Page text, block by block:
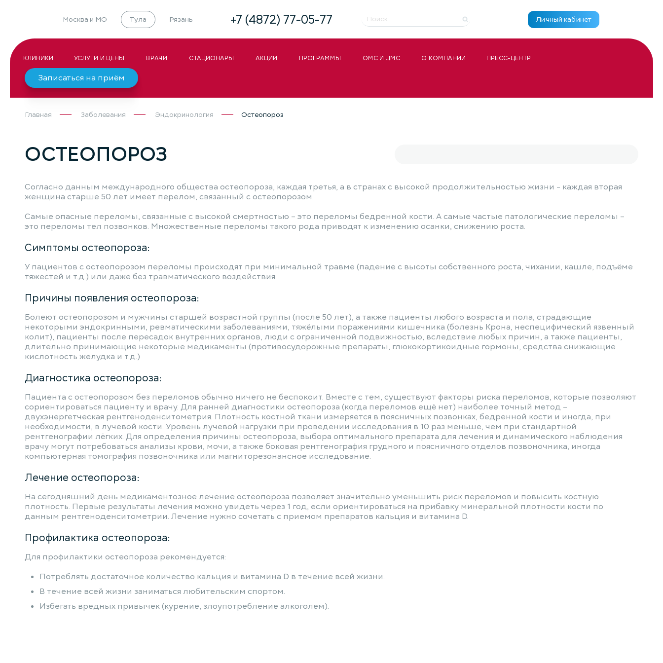
Москва и МО Тула Рязань +7 (4872) 77-05-77 Личный кабинет
КЛИНИКИ УСЛУГИ И ЦЕНЫ ВРАЧИ СТАЦИОНАРЫ АКЦИИ ПРОГРАММЫ ОМС И ДМС О КОМПАНИИ ПРЕСС-ЦЕНТР
Записаться на приём
Главная Заболевания Эндокринология Остеопороз
ОСТЕОПОРОЗ
Согласно данным международного общества остеопороза, каждая третья, а в странах с высокой продолжительностью жизни - каждая вторая
женщина старше 50 лет имеет перелом, связанный с остеопорозом.
Самые опасные переломы, связанные с высокой смертностью – это переломы бедренной кости. А самые частые патологические переломы –
это переломы тел позвонков. Множественные переломы такого рода приводят к изменению осанки, снижению роста.
Симптомы остеопороза:
У пациентов с остеопорозом переломы происходят при минимальной травме (падение с высоты собственного роста, чихании, кашле, подъёме
тяжестей и т.д.) или даже без травматического воздействия.
Причины появления остеопороза:
Болеют остеопорозом и мужчины старшей возрастной группы (после 50 лет), а также пациенты любого возраста и пола, страдающие
некоторыми эндокринными, ревматическими заболеваниями, тяжёлыми поражениями кишечника (болезнь Крона, неспецифический язвенный
колит), пациенты после пересадок внутренних органов, люди с ограниченной подвижностью, вследствие любых причин, а также пациенты,
длительно принимающие некоторые медикаменты (противосудорожные препараты, глюкокортикоидные гормоны, средства снижающие
кислотность желудка и т.д.)
Диагностика остеопороза:
Пациента с остеопорозом без переломов обычно ничего не беспокоит. Вместе с тем, существуют факторы риска переломов, которые позволяют
сориентироваться пациенту и врачу. Для ранней диагностики остеопороза (когда переломов ещё нет) наиболее точный метод –
двухэнергетческая рентгеноденситометрия. Плотность костной ткани измеряется в поясничных позвонках, бедренной кости и иногда, при
необходимости, в лучевой кости. Уровень лучевой нагрузки при проведении исследования в 10 раз меньше, чем при стандартной
рентгенографии лёгких. Для определения причины остеопороза, выбора оптимального препарата для лечения и динамического наблюдения
врачу могут потребоваться анализы крови, мочи, а также боковая рентгенография грудного и поясничного отделов позвоночника, иногда
компьютерная томография позвоночника или магниторезонансное исследование.
Лечение остеопороза:
На сегодняшний день медикаментозное лечение остеопороза позволяет значительно уменьшить риск переломов и повысить костную
плотность. Первые результаты лечения можно увидеть через 1 год, если ориентироваться на прибавку минеральной плотности кости по
данным рентгеноденситометрии. Лечение нужно сочетать с приемом препаратов кальция и витамина D.
Профилактика остеопороза:
Для профилактики остеопороза рекомендуется:
Потреблять достаточное количество кальция и витамина D в течение всей жизни.
В течение всей жизни заниматься любительским спортом.
Избегать вредных привычек (курение, злоупотребление алкоголем).